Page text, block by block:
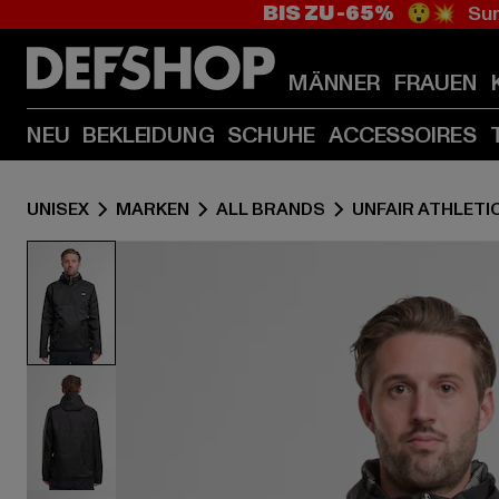
BIS ZU -65% 😲💥
MÄNNER FRAUEN
NEU BEKLEIDUNG SCHUHE ACCESSOIRES
UNISEX MARKEN ALL BRANDS UNFAIR